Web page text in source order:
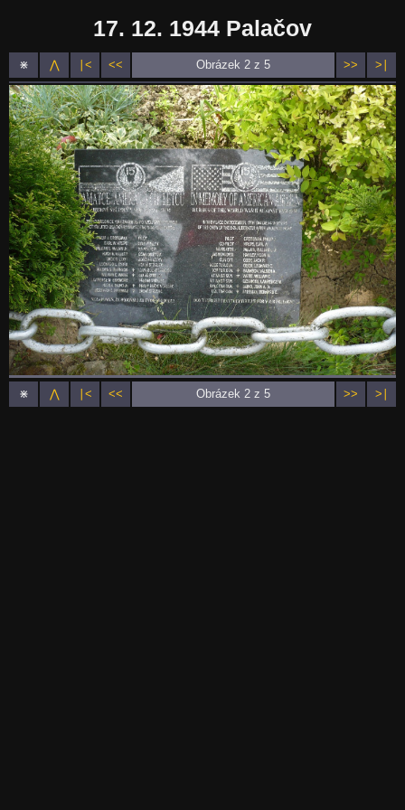
17. 12. 1944 Palačov
⋇ ⋀ ∣< << Obrázek 2 z 5 >> >∣
⋇ ⋀ ∣< << Obrázek 2 z 5 >> >∣